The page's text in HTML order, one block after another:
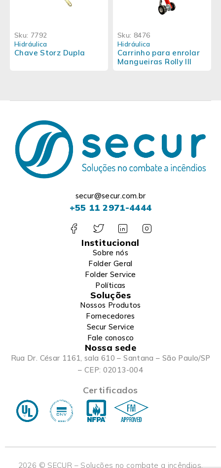
Sku: 7792
Hidráulica
Chave Storz Dupla
Sku: 8476
Hidráulica
Carrinho para enrolar
Mangueiras Rolly III
secur@secur.com.br
+55 11 2971-4444
Institucional
Sobre nós
Folder Geral
Folder Service
Políticas
Soluções
Nossos Produtos
Fornecedores
Secur Service
Fale conosco
Nossa sede
Rua Dr. César 1161, sala 610 – Santana – São Paulo/SP
– CEP: 02013-004
Certificados
2026 © SECUR – Soluções no combate a incêndios.